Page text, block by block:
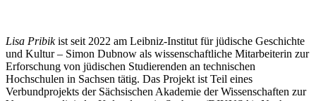
Lisa Pribikist seit 2022 am Leibniz-Institut für jüdische Geschichte
und Kultur – Simon Dubnow als wissenschaftliche Mitarbeiterin zur
Erforschung von jüdischen Studierenden an technischen
Hochschulen in Sachsen tätig. Das Projekt ist Teil eines
Verbundprojekts der Sächsischen Akademie der Wissenschaften zur